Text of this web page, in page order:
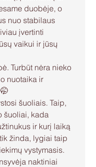
duobėje, o
nuo stabilaus
įvertinti
vaikui ir jūsų
Turbūt nėra nieko
nuotaika ir
šuoliais. Taip,
šuoliai, kada
ir kurį laiką
žinda, lygiai taip
vystymasis.
naktiniai